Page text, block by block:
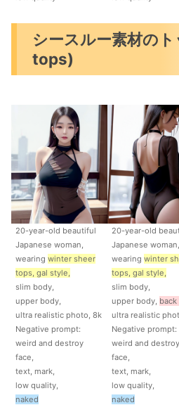
シースルー素材の
tops)
20-year-old beautiful
Japanese woman,
wearing winter sheer
tops, gal style,
slim body,
upper body,
ultra realistic photo, 8k
Negative prompt:
weird and destroy
face,
text, mark,
low quality,
naked
20-year-old
Japanese woman,
wearingwinter
tops, gal style,
slim body,
upper body, back
ultra realistic
Negative prompt:
weird and destroy
face,
text, mark,
low quality,
naked